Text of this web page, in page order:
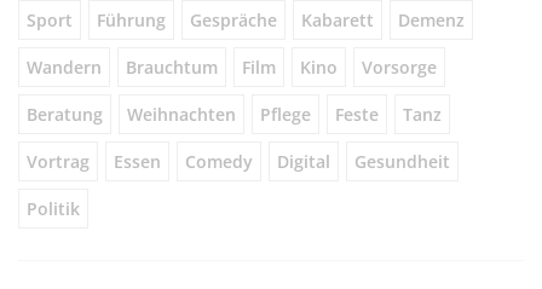
Sport Führung Gespräche Kabarett Demenz
Wandern Brauchtum Film Kino Vorsorge
Beratung Weihnachten Pflege Feste Tanz
Vortrag Essen Comedy Digital Gesundheit
Politik